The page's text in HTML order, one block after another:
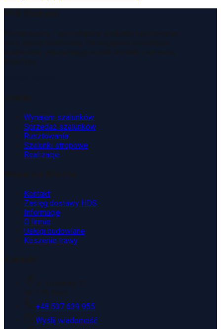
Wynajem szalunków
Sprzedaż szalunków
Rusztowania
Szalunki stropowe
Realizacje
Kontakt
Zasięg dostawy HDS
Informacje
O firmie
Usługi budowlane
Koszenie trawy
+48 537 639 955
Wyślij wiadomość